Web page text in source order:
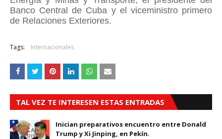
Banco Central de Cuba y el viceministro primero
de Relaciones Exteriores.
Tags: Internacionales
TAL VEZ TE INTERESEN ESTAS ENTRADAS
Inician preparativos encuentro entre Donald
Trump y Xi Jinping, en Pekín.